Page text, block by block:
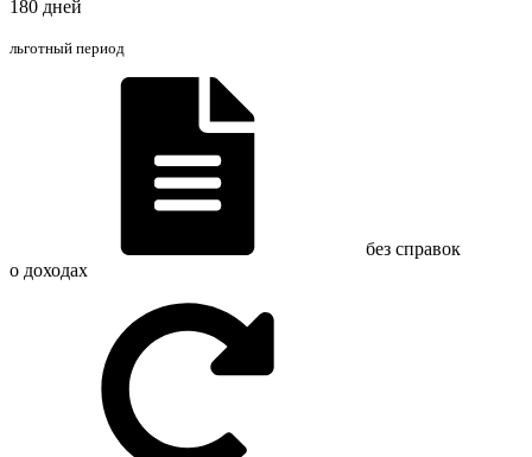
180 дней
льготный период
без справок
о доходах